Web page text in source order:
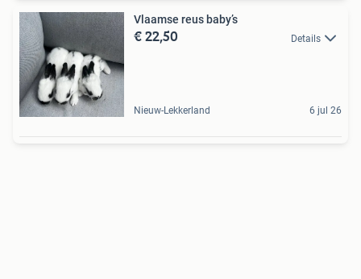
Vlaamse reus baby’s
€ 22,50 Details
Nieuw-Lekkerland 6 jul 26